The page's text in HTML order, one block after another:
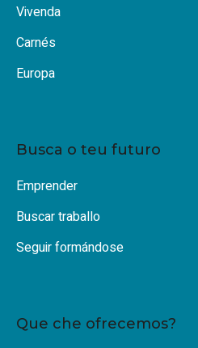
Vivenda
Carnés
Europa
Busca o teu futuro
Emprender
Buscar traballo
Seguir formándose
Que che ofrecemos?